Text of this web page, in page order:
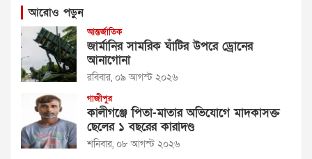
আরোও পড়ুন
আন্তর্জাতিক
জার্মানির সামরিক ঘাঁটির উপরে ড্রোনের
আনাগোনা
রবিবার, ০৯ আগস্ট ২০২৬
গাজীপুর
কালীগঞ্জে পিতা-মাতার অভিযোগে মাদকাসক্ত
ছেলের ১ বছরের কারাদণ্ড
শনিবার, ০৮ আগস্ট ২০২৬